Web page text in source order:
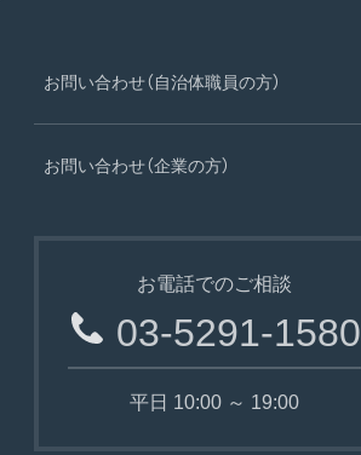
お問い合わせ（自治体職員の方）
お問い合わせ（企業の方）
お電話でのご相談
03-5291-1580
平日 10:00 ～ 19:00